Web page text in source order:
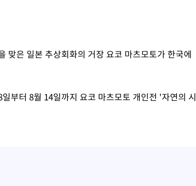
맞은 일본 추상회화의 거장 요코 마츠모토가 한국에
부터 8월 14일까지 요코 마츠모토 개인전 '자연의 시